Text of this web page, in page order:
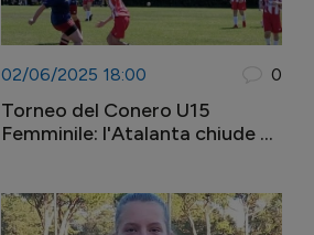
02/06/2025 18:00 0
Torneo del Conero U15
Femminile: l'Atalanta chiude ai